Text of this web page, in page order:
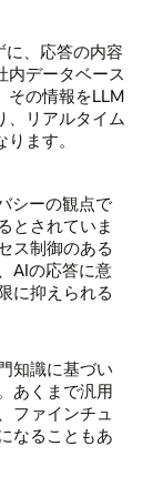
に、応答の内容
内データベース
その情報をLLM
、リアルタイム
ます。
シーの観点で
とされていま
ス制御のある
AIの応答に意
に抑えられる
知識に基づい
あくまで汎用
ファインチュ
なることもあ